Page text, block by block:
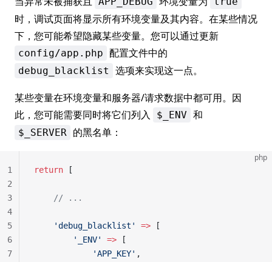
时，调试页面将显示所有环境变量及其内容。在某些情况
下，您可能希望隐藏某些变量。您可以通过更新
config/app.php 配置文件中的
debug_blacklist 选项来实现这一点。
某些变量在环境变量和服务器/请求数据中都可用。因
此，您可能需要同时将它们列入
$_ENV 和
$_SERVER 的黑名单：
php
return [
    // ...
    'debug_blacklist'
=> [
        '_ENV'
=> [
            'APP_KEY'
,
1
2
3
4
5
6
7